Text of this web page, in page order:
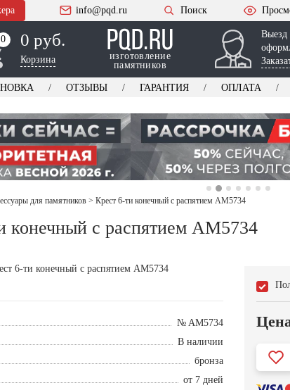
info@pqd.ru Поиск
0
0 0 руб.
Корзина
изготовление
памятников
Выезд
ОТЗЫВЫ ГАРАНТИЯ ОПЛАТА
для памятников > Крест 6-ти конечный с распятием AM5734
конечный с распятием AM5734
№ AM5734
В наличии
бронза
от 7 дней